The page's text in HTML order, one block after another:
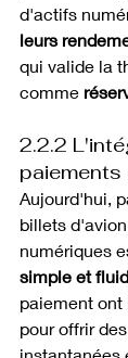
d'actifs
leurs
qui valide la
comme
2.2.2
Aujourd'hui,
billets
numériques
simple et
paiement
pour offrir